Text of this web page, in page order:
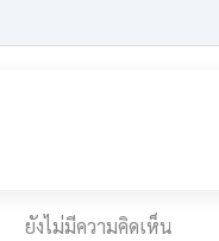
ยังไม่มีความคิดเห็น